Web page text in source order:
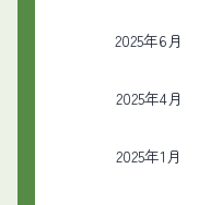
2025年6月
2025年4月
2025年1月